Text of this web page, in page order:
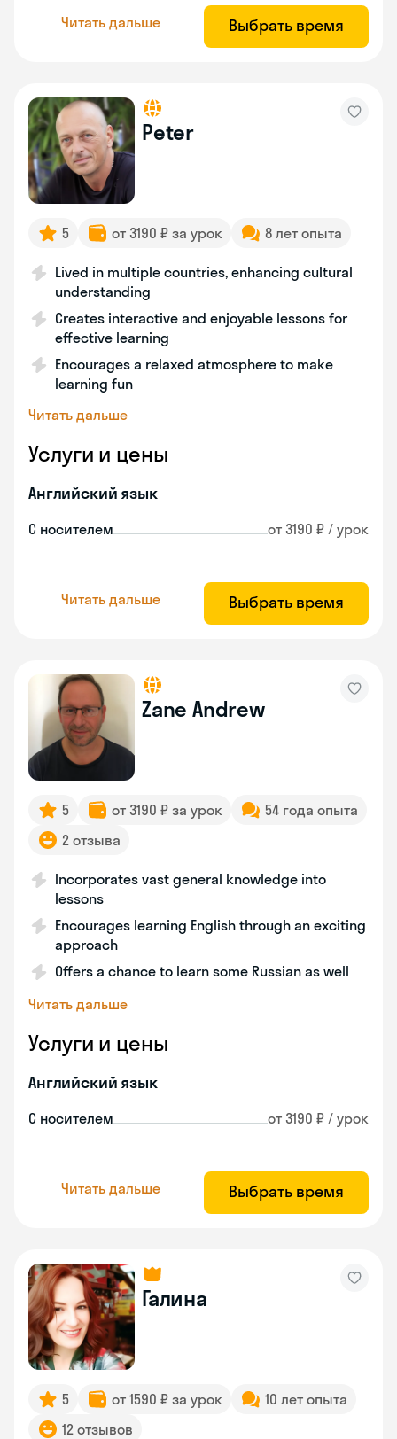
Читать дальше Выбрать время
Peter
5 от 3190 ₽ за урок 8 лет опыта
Lived in multiple countries, enhancing cultural
understanding
Creates interactive and enjoyable lessons for
effective learning
Encourages a relaxed atmosphere to make
learning fun
Читать дальше
Услуги и цены
Английский язык
С носителем от 3190 ₽ / урок
Читать дальше Выбрать время
Zane Andrew
5 от 3190 ₽ за урок
54 года опыта
2 отзыва
Incorporates vast general knowledge into
lessons
Encourages learning English through an exciting
approach
Offers a chance to learn some Russian as well
Читать дальше
Услуги и цены
Английский язык
С носителем от 3190 ₽ / урок
Читать дальше Выбрать время
Галина
5 от 1590 ₽ за урок
10 лет опыта
12 отзывов